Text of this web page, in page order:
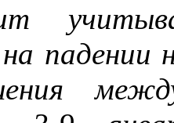
падении